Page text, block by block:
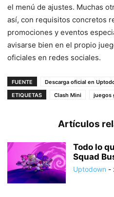
el menú de ajustes. Muchas
así, con requisitos concretos
promociones y eventos
avisarse bien en el propio
oficiales en redes sociales.
FUENTE
Descarga oficial en
ETIQUETAS
Clash Mini juegos
Artículos
Todo lo
Squad
Uptodown -